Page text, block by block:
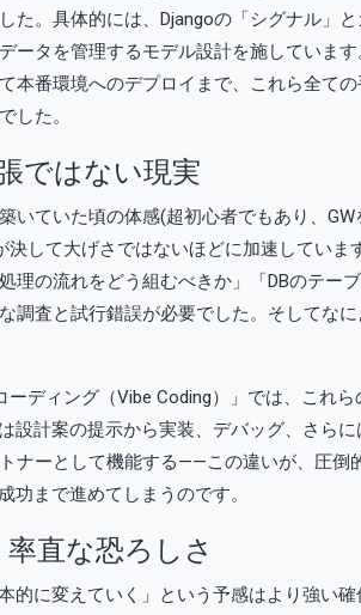
た。具体的には、Djangoの「シグナル」
ータを管理するモデル設計を施していま
本番環境へのデプロイまで、これら全て
した。
ではない現実
いていた頃の体感(超初心者でもあり、
して大げさではないほどに加速してい
理の流れをどう組むべきか」「DBのテー
調査と試行錯誤が必要でした。そしてな
ーディング（Vibe Coding）」では、これ
設計案の提示から実装、デバッグ、さら
ナーとして機能する——この違いが、圧
功まで進めてしまうのです。
直な恐ろしさ
的に変えていく」という予感はより強い